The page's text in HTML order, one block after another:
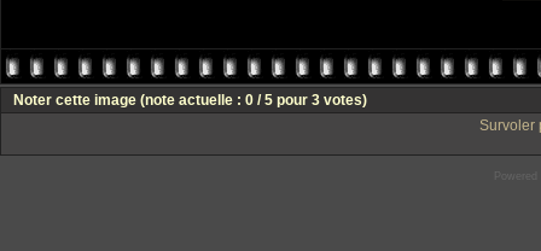
Noter cette image (note actuelle : 0 / 5 pour 3 votes)
Survoler